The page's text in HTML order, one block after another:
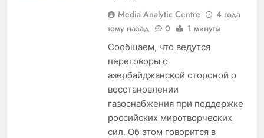
Media Analytic Centre
4 года
тому назад
0 1 минуты
Сообщаем, что ведутся
переговоры с
азербайджанской стороной о
восстановлении
газоснабжения при поддержке
российских миротворческих
сил. Об этом говорится в